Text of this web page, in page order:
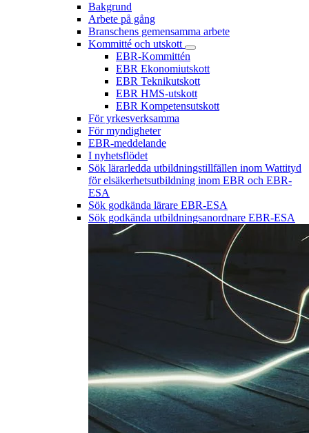
Bakgrund
Arbete på gång
Branschens gemensamma arbete
Kommitté och utskott
EBR-Kommittén
EBR Ekonomiutskott
EBR Teknikutskott
EBR HMS-utskott
EBR Kompetensutskott
För yrkesverksamma
För myndigheter
EBR-meddelande
I nyhetsflödet
Sök lärarledda utbildningstillfällen inom Wattityd
för elsäkerhetsutbildning inom EBR och EBR-
ESA
Sök godkända lärare EBR-ESA
Sök godkända utbildningsanordnare EBR-ESA